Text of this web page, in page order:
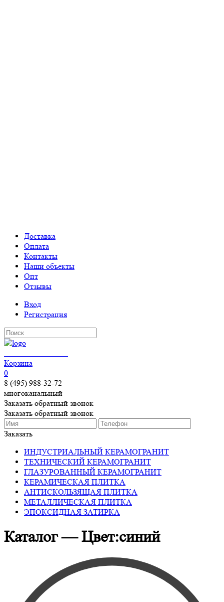
Доставка
Оплата
Контакты
Наши объекты
Опт
Отзывы
Вход
Регистрация
Корзина
0
8 (495) 988-32-72
многоканальный
Заказать обратный звонок
Заказать обратный звонок
Заказать
ИНДУСТРИАЛЬНЫЙ КЕРАМОГРАНИТ
ТЕХНИЧЕСКИЙ КЕРАМОГРАНИТ
ГЛАЗУРОВАННЫЙ КЕРАМОГРАНИТ
КЕРАМИЧЕСКАЯ ПЛИТКА
АНТИСКОЛЬЗЯЩАЯ ПЛИТКА
МЕТАЛЛИЧЕСКАЯ ПЛИТКА
ЭПОКСИДНАЯ ЗАТИРКА
Каталог — Цвет:синий